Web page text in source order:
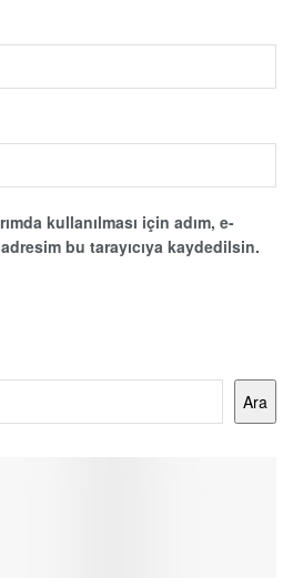
kullanılması için adım, e-
bu tarayıcıya kaydedilsin.
Ara